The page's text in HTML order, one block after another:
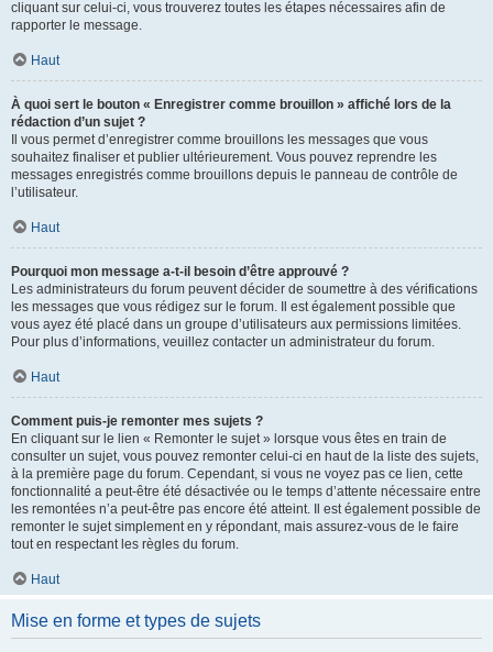
cliquant sur celui-ci, vous trouverez toutes les étapes nécessaires afin de
rapporter le message.
Haut
À quoi sert le bouton « Enregistrer comme brouillon » affiché lors de la
rédaction d’un sujet ?
Il vous permet d’enregistrer comme brouillons les messages que vous
souhaitez finaliser et publier ultérieurement. Vous pouvez reprendre les
messages enregistrés comme brouillons depuis le panneau de contrôle de
l’utilisateur.
Haut
Pourquoi mon message a-t-il besoin d’être approuvé ?
Les administrateurs du forum peuvent décider de soumettre à des vérifications
les messages que vous rédigez sur le forum. Il est également possible que
vous ayez été placé dans un groupe d’utilisateurs aux permissions limitées.
Pour plus d’informations, veuillez contacter un administrateur du forum.
Haut
Comment puis-je remonter mes sujets ?
En cliquant sur le lien « Remonter le sujet » lorsque vous êtes en train de
consulter un sujet, vous pouvez remonter celui-ci en haut de la liste des sujets,
à la première page du forum. Cependant, si vous ne voyez pas ce lien, cette
fonctionnalité a peut-être été désactivée ou le temps d’attente nécessaire entre
les remontées n’a peut-être pas encore été atteint. Il est également possible de
remonter le sujet simplement en y répondant, mais assurez-vous de le faire
tout en respectant les règles du forum.
Haut
Mise en forme et types de sujets